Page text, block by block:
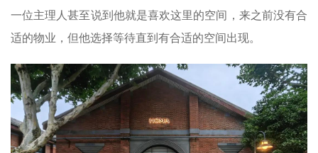
一位主理人甚至说到他就是喜欢这里的空间，来之前没有合
适的物业，但他选择等待直到有合适的空间出现。